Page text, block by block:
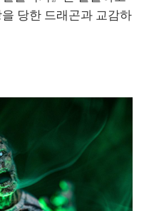
당한 드래곤과 교감하